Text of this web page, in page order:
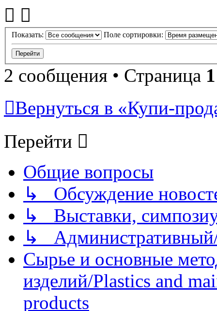
Показать: Поле сортировки:
2 сообщения • Страница 1
Вернуться в «Купи-
Перейти
Общие вопросы
↳ Обсуждение
↳ Выставки,
↳
Сырье и основные
изделий/Plastics and
products